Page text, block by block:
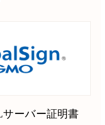
サーバー証明書